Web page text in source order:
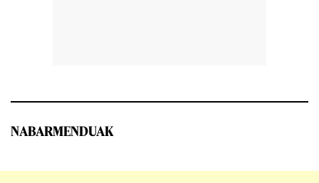
NABARMENDUAK